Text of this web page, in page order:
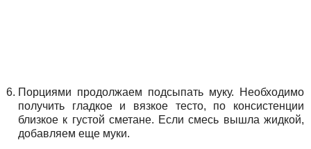
Порциями продолжаем подсыпать муку. Необходимо
получить гладкое и вязкое тесто, по консистенции
близкое к густой сметане. Если смесь вышла жидкой,
добавляем еще муки.